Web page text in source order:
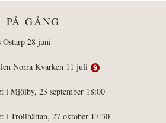
PÅ GÅNG
28 juni
Norra Kvarken 11 juli
i Mjölby, 23 september 18:00
i Trollhättan, 27 oktober 17:30